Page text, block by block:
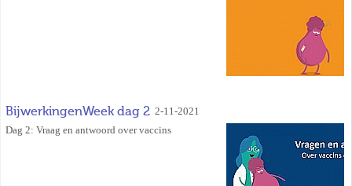
BijwerkingenWeek dag 2 2-11-2021
Dag 2: Vraag en antwoord over vaccins